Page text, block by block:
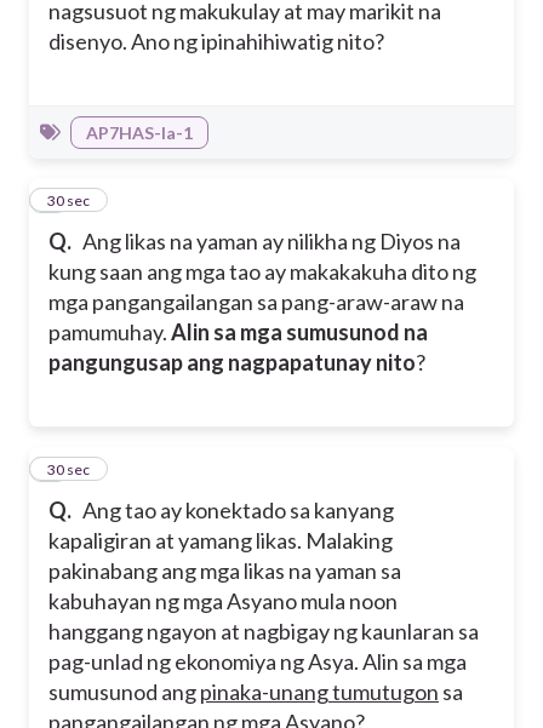
nagsusuot ng makukulay at may marikit na
disenyo. Ano ng ipinahihiwatig nito?
AP7HAS-Ia-1
Q. Ang likas na yaman ay nilikha ng Diyos na
kung saan ang mga tao ay makakakuha dito ng
mga pangangailangan sa pang-araw-araw na
pamumuhay.Alin sa mga sumusunod na
pangungusap ang nagpapatunay nito?
2
30 sec
Q. Ang tao ay konektado sa kanyang
kapaligiran at yamang likas. Malaking
pakinabang ang mga likas na yaman sa
kabuhayan ng mga Asyano mula noon
hanggang ngayon at nagbigay ng kaunlaran sa
pag-unlad ng ekonomiya ng Asya. Alin sa mga
sumusunod angpinaka-unang tumutugon sa
pangangailangan ng mga Asyano?
3
30 sec